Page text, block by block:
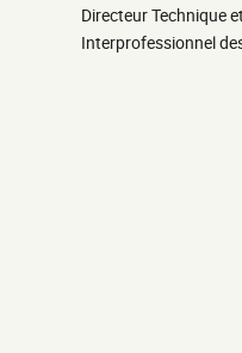
Directeur Technique
Interprofessionnel